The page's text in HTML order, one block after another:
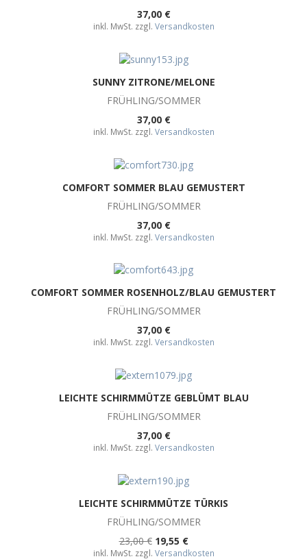
37,00 €
inkl. MwSt. zzgl. Versandkosten
SUNNY ZITRONE/MELONE
FRÜHLING/SOMMER
37,00 €
inkl. MwSt. zzgl. Versandkosten
COMFORT SOMMER BLAU GEMUSTERT
FRÜHLING/SOMMER
37,00 €
inkl. MwSt. zzgl. Versandkosten
COMFORT SOMMER ROSENHOLZ/BLAU GEMUSTERT
FRÜHLING/SOMMER
37,00 €
inkl. MwSt. zzgl. Versandkosten
LEICHTE SCHIRMMÜTZE GEBLÜMT BLAU
FRÜHLING/SOMMER
37,00 €
inkl. MwSt. zzgl. Versandkosten
LEICHTE SCHIRMMÜTZE TÜRKIS
FRÜHLING/SOMMER
23,00 € 19,55 €
inkl. MwSt. zzgl. Versandkosten